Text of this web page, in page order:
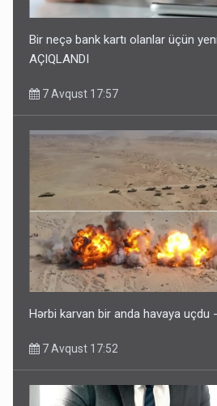
Bir neçə bank kartı olanlar üçün
AÇIQLANDI
7 Avqust 17:57
Hərbi karvan bir anda havaya uçdu
7 Avqust 17:52